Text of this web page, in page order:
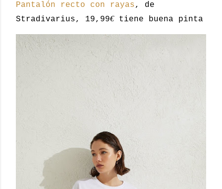
Pantalón recto con rayas, de
Stradivarius, 19,99€tiene buena pinta